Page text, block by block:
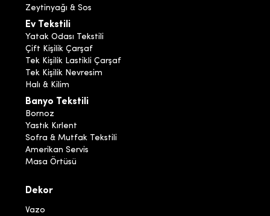
Zeytinyağı & Sos
Ev Tekstili
Yatak Odası Tekstili
Çift Kişilik Çarşaf
Tek Kişilik Lastikli Çarşaf
Tek Kişilik Nevresim
Halı & Kilim
Banyo Tekstili
Bornoz
Yastık Kırlent
Sofra & Mutfak Tekstili
Amerikan Servis
Masa Örtüsü
Dekor
Vazo